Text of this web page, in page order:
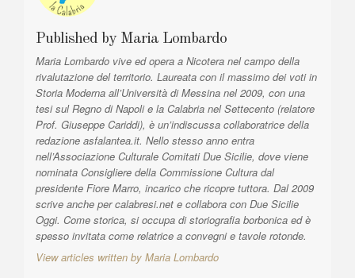
Published byMaria Lombardo
Maria Lombardo vive ed opera a Nicotera nel campo della
rivalutazione del territorio. Laureata con il massimo dei voti in
Storia Moderna all’Università di Messina nel 2009, con una
tesi sul Regno di Napoli e la Calabria nel Settecento (relatore
Prof. Giuseppe Cariddi), è un’indiscussa collaboratrice della
redazione asfalantea.it. Nello stesso anno entra
nell’Associazione Culturale Comitati Due Sicilie, dove viene
nominata Consigliere della Commissione Cultura dal
presidente Fiore Marro, incarico che ricopre tuttora. Dal 2009
scrive anche per calabresi.net e collabora con Due Sicilie
Oggi. Come storica, si occupa di storiografia borbonica ed è
spesso invitata come relatrice a convegni e tavole rotonde.
View articles written by Maria Lombardo